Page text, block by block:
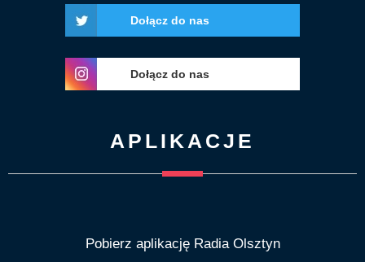
Dołącz do nas
Dołącz do nas
APLIKACJE
Pobierz aplikację Radia Olsztyn